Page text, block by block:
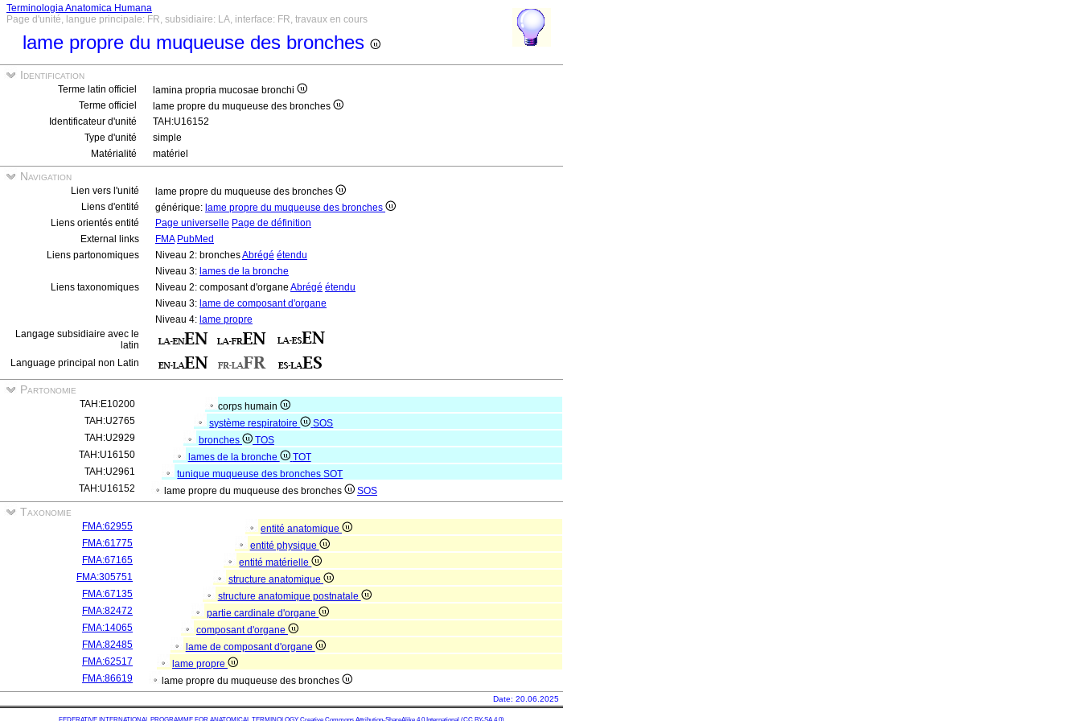
Terminologia Anatomica Humana
Page d'unité, langue principale: FR, subsidiaire: LA, interface: FR, travaux en cours
lame propre du muqueuse des bronches
Identification
Terme latin officiel
lamina propria mucosae bronchi
Terme officiel
lame propre du muqueuse des bronches
Identificateur d'unité
TAH:U16152
Type d'unité
simple
Matérialité
matériel
Navigation
Lien vers l'unité
lame propre du muqueuse des bronches
Liens d'entité
générique: lame propre du muqueuse des bronches
Liens orientés entité
Page universelle Page de définition
External links
FMA PubMed
Liens partonomiques
Niveau 2: bronchesAbrégé étendu
Niveau 3: lames de la bronche
Liens taxonomiques
Niveau 2: composant d'organe Abrégé étendu
Niveau 3: lame de composant d'organe
Niveau 4: lame propre
Langage subsidiaire avec le
latin
Language principal non Latin
Partonomie
TAH:E10200
corps humain
TAH:U2765
système respiratoire
SOS
TAH:U2929
bronches
TOS
TAH:U16150
lames de la bronche
TOT
TAH:U2961
tunique muqueuse des bronchesSOT
TAH:U16152
lame propre du muqueuse des bronches SOS
Taxonomie
FMA:62955
entité anatomique
FMA:61775
entité physique
FMA:67165
entité matérielle
FMA:305751
structure anatomique
FMA:67135
structure anatomique postnatale
FMA:82472
partie cardinale d'organe
FMA:14065
composant d'organe
FMA:82485
lame de composant d'organe
FMA:62517
lame propre
FMA:86619
lame propre du muqueuse des bronches
Date: 20.06.2025